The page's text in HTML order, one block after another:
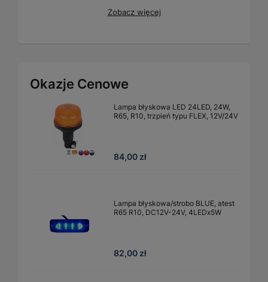
Zobacz więcej
Okazje Cenowe
Lampa błyskowa LED 24LED, 24W,
R65, R10, trzpień typu FLEX, 12V/24V
84,00 zł
Lampa błyskowa/strobo BLUE, atest
R65 R10, DC12V-24V, 4LEDx5W
82,00 zł